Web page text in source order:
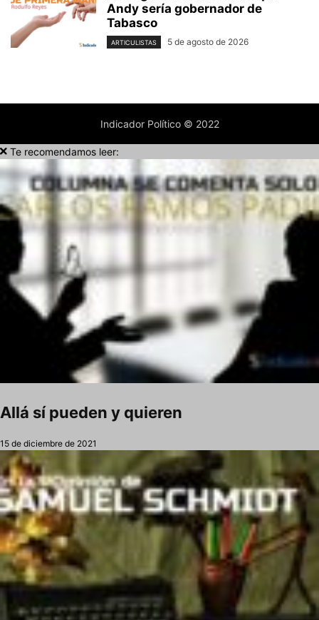
Andy sería gobernador de
Tabasco
ARTICULISTAS 5 de agosto de 2026
Indicador Político © 2022
Te recomendamos leer:
Allá sí pueden y quieren
15 de diciembre de 2021